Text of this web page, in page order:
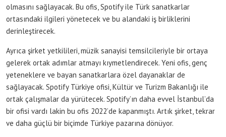
olmasını sağlayacak. Bu ofis, Spotify ile Türk sanatkarlar
ortasındaki ilgileri yönetecek ve bu alandaki iş birliklerini
derinleştirecek.
Ayrıca şirket yetkilileri, müzik sanayisi temsilcileriyle bir ortaya
gelerek ortak adımlar atmayı kıymetlendirecek. Yeni ofis, genç
yeteneklere ve bayan sanatkarlara özel dayanaklar de
sağlayacak. Spotify Türkiye ofisi, Kültür ve Turizm Bakanlığı ile
ortak çalışmalar da yürütecek. Spotify’ın daha evvel İstanbul’da
bir ofisi vardı lakin bu ofis 2022’de kapanmıştı. Artık şirket, tekrar
ve daha güçlü bir biçimde Türkiye pazarına dönüyor.